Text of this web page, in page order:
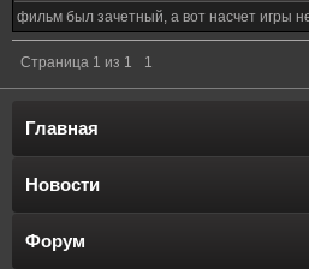
фильм был зачетный, а вот насчет игры
Страница 1 из 1 1
Главная
Новости
Форум